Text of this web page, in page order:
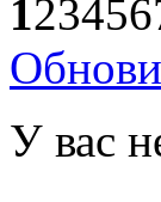
123456
У вас